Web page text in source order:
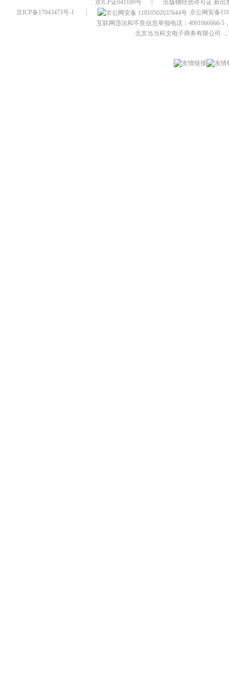
京ICP证041189号
出版物经营许可证 新出
京ICP备17043473号-1
京公网安备
互联网违法和不良信息举报电话：4001066666-5
北京当当科文电子商务有限公司